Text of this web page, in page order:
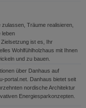
zulassen, Träume realisieren,
leben
Zielsetzung ist es, Ihr
Wohlfühlholzhaus mit Ihnen
und zu bauen.
über Danhaus auf
portal.net. Danhaus bietet seit
nordische Architektur
Energiesparkonzepten.